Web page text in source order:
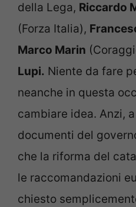
della Lega, Riccardo
(Forza Italia),
Marco Marin
Lupi. Niente da fare
neanche in questa
cambiare idea. Anzi,
documenti del
che la riforma del
le raccomandazioni
chiesto